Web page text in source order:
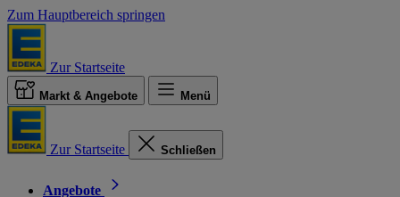
Zum Hauptbereich springen
Zur Startseite
Markt & Angebote Menü
Zur Startseite Schließen
Angebote